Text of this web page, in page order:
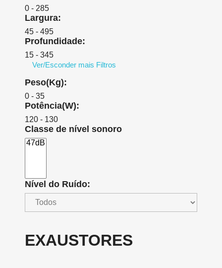
0 - 285
Largura:
45 - 495
Profundidade:
15 - 345
Ver/Esconder mais Filtros
Peso(Kg):
0 - 35
Potência(W):
120 - 130
Classe de nível sonoro
Nível do Ruído:
EXAUSTORES